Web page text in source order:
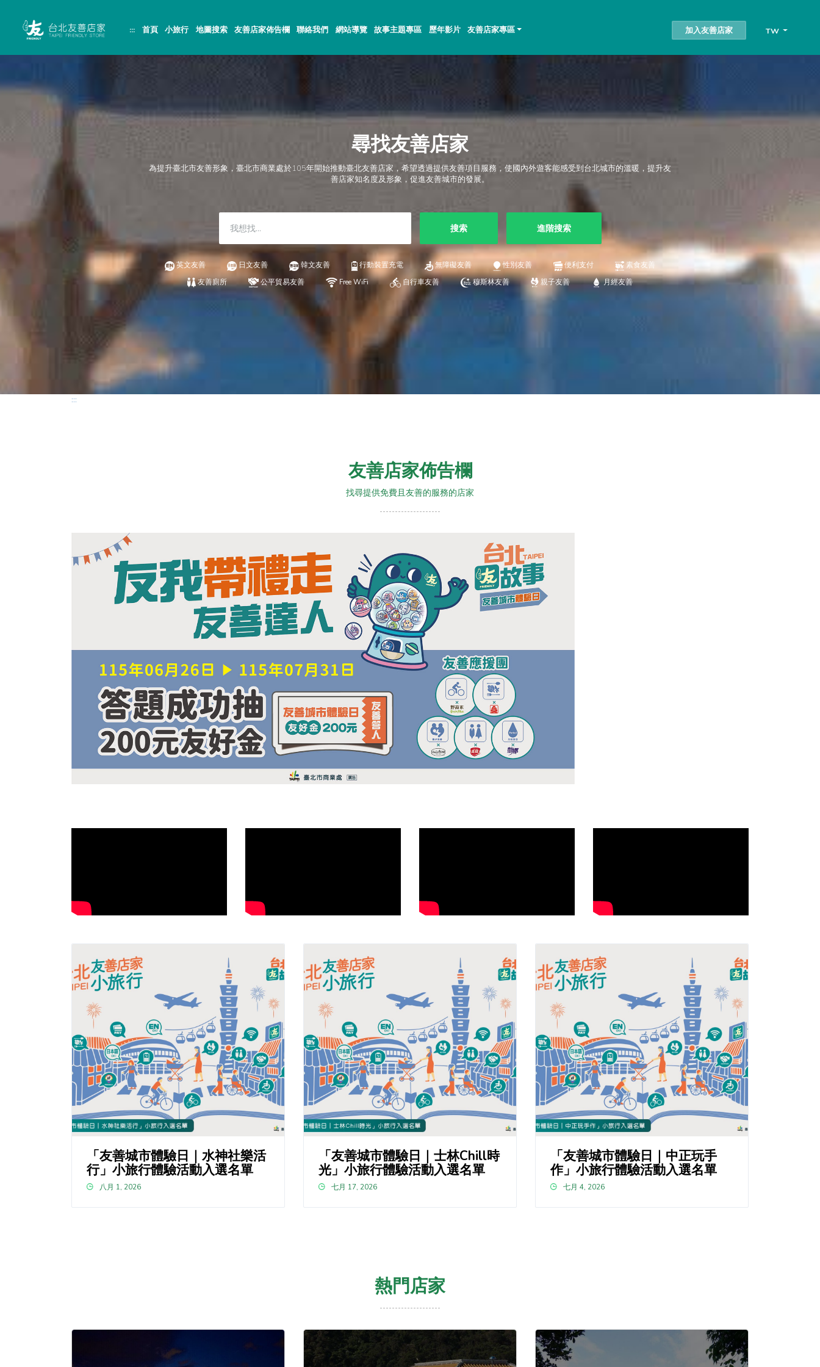
容
::: 首頁 小旅行 地圖搜索 友善店家佈告欄 聯絡我們 網站導覽 故事主題專區 歷年影片 友善店家專區 加入友善店家 TW
尋找友善店家
為提升臺北市友善形象，臺北市商業處於105年開始推動臺北友善店家，希望透過提供友善項目服務，使國內外遊客能感受到台北城市的溫暖，提升友
善店家知名度及形象，促進友善城市的發展。
搜索 進階搜索
英文友善 日文友善 韓文友善 行動裝置充電 無障礙友善 性別友善 便利支付
素食友善
友善廁所
公平貿易友善 Free WiFi 自行車友善 穆斯林友善 親子友善 月經友善
:::
友善店家佈告欄
找尋提供免費且友善的服務的店家
「友善城市體驗日｜水神社樂活
行」小旅行體驗活動入選名單
八月 1, 2026
「友善城市體驗日｜士林Chill時
光」小旅行體驗活動入選名單
七月 17, 2026
「友善城市體驗日｜中正玩手
作」小旅行體驗活動入選名單
七月 4, 2026
熱門店家